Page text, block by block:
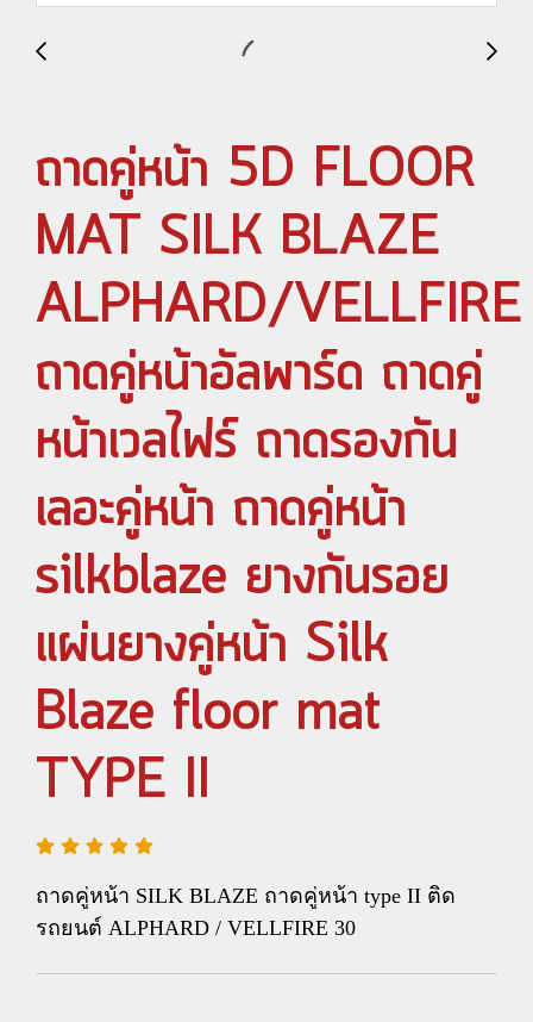
ถาดคู่หน้า 5D FLOOR
MAT SILK BLAZE
ALPHARD/VELLFIRE
ถาดคู่หน้าอัลพาร์ด ถาดคู่
หน้าเวลไฟร์ ถาดรองกัน
เลอะคู่หน้า ถาดคู่หน้า
silkblaze ยางกันรอย
แผ่นยางคู่หน้า Silk
Blaze floor mat
TYPE II
ถาดคู่หน้า SILK BLAZE ถาดคู่หน้า type II ติด
รถยนต์ ALPHARD / VELLFIRE 30